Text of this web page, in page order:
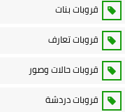
قروبات بنات
قروبات تعارف
قروبات حالات وصور
قروبات دردشة